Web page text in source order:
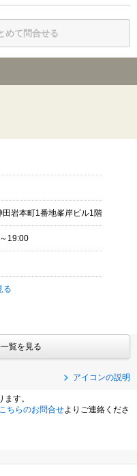
めて問合せる
田岩本町1番地峯岸ビル1階
19:00
る
覧を見る
アイコンの説明
す。
こちらのお問合せよりご連絡くださ